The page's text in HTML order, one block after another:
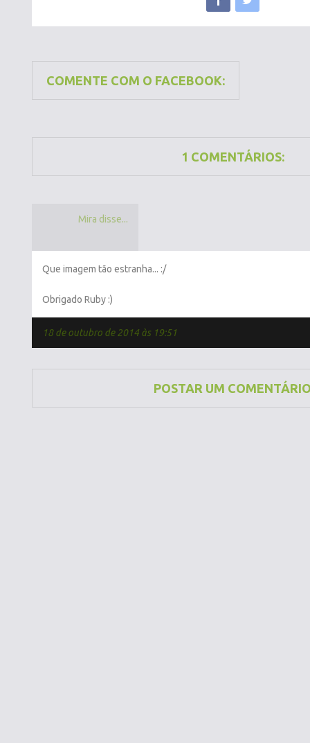
COMENTE COM O FACEBOOK:
1 COMENTÁRIOS:
Mira disse...
Que imagem tão estranha... :/
Obrigado Ruby :)
18 de outubro de 2014 às 19:51
POSTAR UM